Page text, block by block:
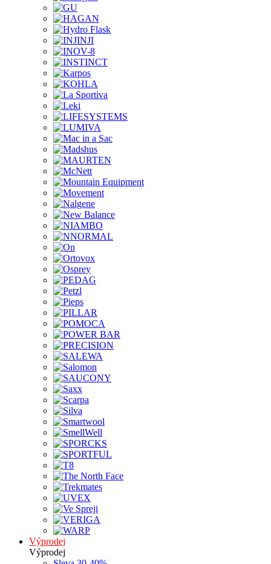
Výprodej
Výprodej